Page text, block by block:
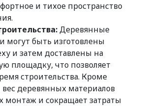
и тихое пространство
Деревянные
могут быть изготовлены
и затем доставлены на
площадку, что позволяет
строительства. Кроме
вес деревянных материалов
монтаж и сокращает затраты